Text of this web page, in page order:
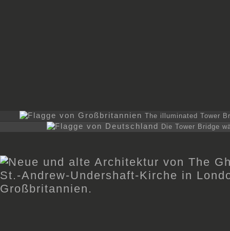
The illuminated Tower
Die Tower Bridge